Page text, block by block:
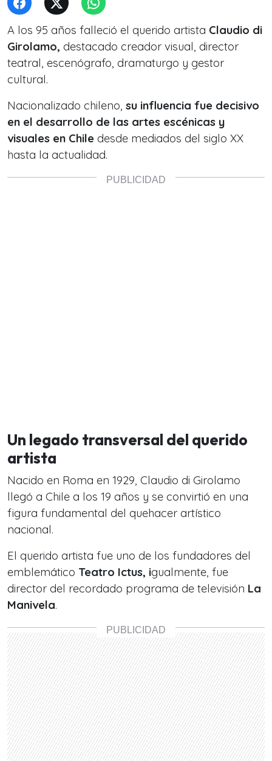
A los 95 años falleció el querido artista Claudio di
Girolamo, destacado creador visual, director
teatral, escenógrafo, dramaturgo y gestor
cultural.
Nacionalizado chileno, su influencia fue decisivo
en el desarrollo de las artes escénicas y
visuales en Chile desde mediados del siglo XX
hasta la actualidad.
Un legado transversal del querido
artista
Nacido en Roma en 1929, Claudio di Girolamo
llegó a Chile a los 19 años y se convirtió en una
figura fundamental del quehacer artístico
nacional.
El querido artista fue uno de los fundadores del
emblemático Teatro Ictus, igualmente, fue
director del recordado programa de televisión La
Manivela.